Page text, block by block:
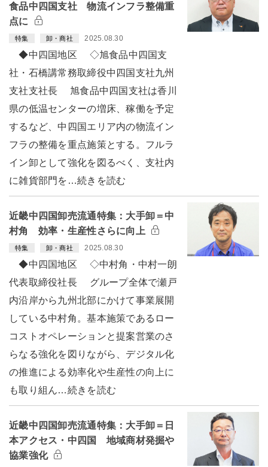
食品中四国支社 物流インフラ整備重
点に
特集 卸・商社 2025.08.30
◆中四国地区 ◇旭食品中四国支
社・石橋講常務取締役中四国支社九州
支社支社長 旭食品中四国支社は香川
県の低温センターの増床、稼働を予定
するなど、中四国エリア内の物流イン
フラの整備を重点施策とする。フルラ
イン卸として強化を図るべく、支社内
に雑貨部門を…続きを読む
近畿中四国卸売流通特集：大手卸＝中
村角 効率・生産性さらに向上
特集 卸・商社 2025.08.30
◆中四国地区 ◇中村角・中村一朗
代表取締役社長 グループ全体で瀬戸
内沿岸から九州北部にかけて事業展開
している中村角。基本施策であるロー
コストオペレーションと提案営業のさ
らなる強化を図りながら、デジタル化
の推進による効率化や生産性の向上に
も取り組ん…続きを読む
近畿中四国卸売流通特集：大手卸＝日
本アクセス・中四国 地域商材発掘や
協業強化